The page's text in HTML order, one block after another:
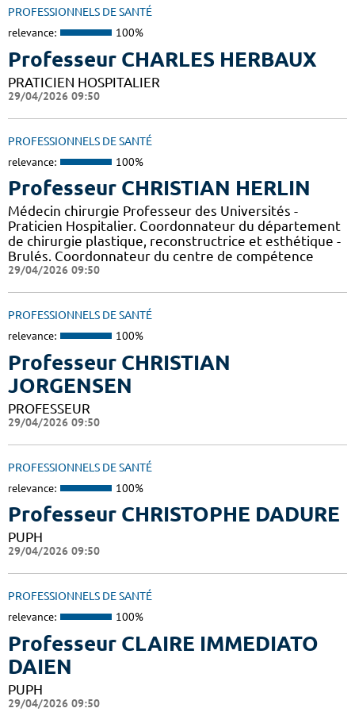
PROFESSIONNELS DE SANTÉ
relevance: 100%
Professeur CHARLES HERBAUX
PRATICIEN HOSPITALIER
29/04/2026 09:50
PROFESSIONNELS DE SANTÉ
relevance: 100%
Professeur CHRISTIAN HERLIN
Médecin chirurgie Professeur des Universités -
Praticien Hospitalier. Coordonnateur du département
de chirurgie plastique, reconstructrice et esthétique -
Brulés. Coordonnateur du centre de compétence
29/04/2026 09:50
PROFESSIONNELS DE SANTÉ
relevance: 100%
Professeur CHRISTIAN
JORGENSEN
PROFESSEUR
29/04/2026 09:50
PROFESSIONNELS DE SANTÉ
relevance: 100%
Professeur CHRISTOPHE DADURE
PUPH
29/04/2026 09:50
PROFESSIONNELS DE SANTÉ
relevance: 100%
Professeur CLAIRE IMMEDIATO
DAIEN
PUPH
29/04/2026 09:50